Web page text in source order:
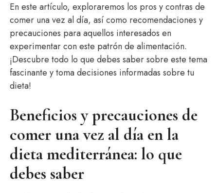
En este artículo, exploraremos los pros y contras de
comer una vez al día, así como recomendaciones y
precauciones para aquellos interesados en
experimentar con este patrón de alimentación.
¡Descubre todo lo que debes saber sobre este tema
fascinante y toma decisiones informadas sobre tu
dieta!
Beneficios y precauciones de
comer una vez al día en la
dieta mediterránea: lo que
debes saber